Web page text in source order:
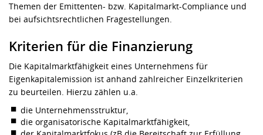
Themen der Emittenten- bzw. Kapitalmarkt-Compliance und
bei aufsichtsrechtlichen Fragestellungen.
Kriterien für die Finanzierung
Die Kapitalmarktfähigkeit eines Unternehmens für
Eigenkapitalemission ist anhand zahlreicher Einzelkriterien
zu beurteilen. Hierzu zählen u.a.
die Unternehmensstruktur,
die organisatorische Kapitalmarktfähigkeit,